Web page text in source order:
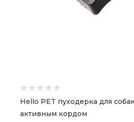
Hello PET пуходерка для
активным кордом